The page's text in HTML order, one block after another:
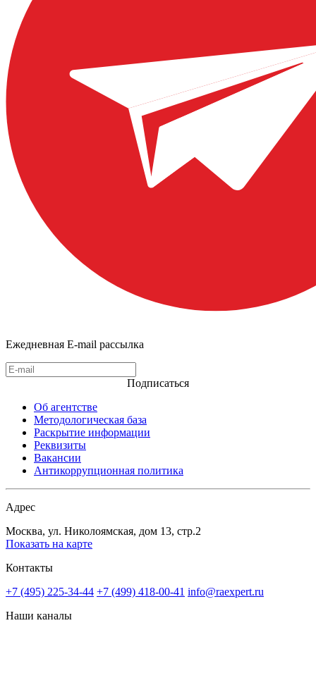
Ежедневная E-mail рассылка
Подписаться
Об агентстве
Методологическая база
Раскрытие информации
Реквизиты
Вакансии
Антикоррупционная политика
Адрес
Москва, ул. Николоямская, дом 13, стр.2
Показать на карте
Контакты
+7 (495) 225-34-44 +7 (499) 418-00-41 info@raexpert.ru
Наши каналы